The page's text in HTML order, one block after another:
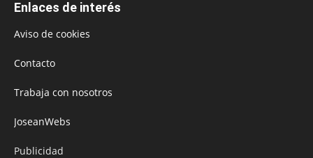
Enlaces de interés
Aviso de cookies
Contacto
Trabaja con nosotros
JoseanWebs
Publicidad